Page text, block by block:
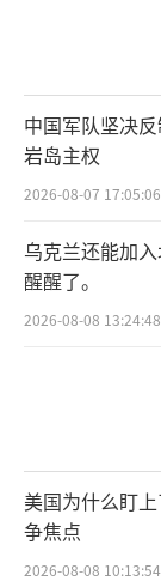
中国军队坚决
岩岛主权
2026-08-07 17:05:06
乌克兰还能加
醒醒了。
2026-08-08 13:24:48
美国为什么盯
争焦点
2026-08-08 10:13:54